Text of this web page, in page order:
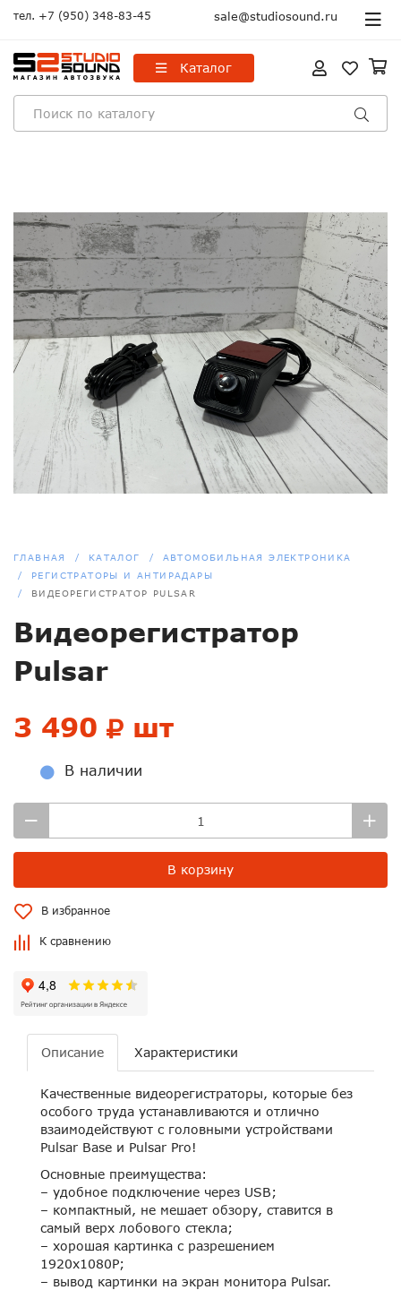
тел. +7 (950) 348-83-45 sale@studiosound.ru
Каталог
ГЛАВНАЯ КАТАЛОГ
АВТОМОБИЛЬНАЯ ЭЛЕКТРОНИКА
РЕГИСТРАТОРЫ И АНТИРАДАРЫ
ВИДЕОРЕГИСТРАТОР PULSAR
Видеорегистратор
Pulsar
3 490
шт
В наличии
В корзину
В избранное
К сравнению
Описание Характеристики
Качественные видеорегистраторы, которые без
особого труда устанавливаются и отлично
взаимодействуют с головными устройствами
Pulsar Base и Pulsar Pro!
Основные преимущества:
– удобное подключение через USB;
– компактный, не мешает обзору, ставится в
самый верх лобового стекла;
– хорошая картинка с разрешением
1920х1080P;
– вывод картинки на экран монитора Pulsar.